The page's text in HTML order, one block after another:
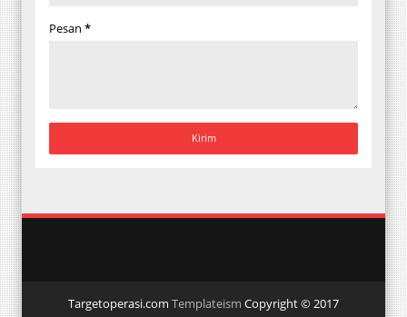
Pesan *
Targetoperasi.com Templateism Copyright © 2017